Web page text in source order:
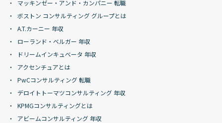
マッキンゼー・アンド・カンパニー 転職
ボストン コンサルティング グループとは
A.T.カーニー 年収
ローランド・ベルガー 年収
ドリームインキュベータ 年収
アクセンチュアとは
PwCコンサルティング 転職
デロイトトーマツコンサルティング 年収
KPMGコンサルティングとは
アビームコンサルティング 年収